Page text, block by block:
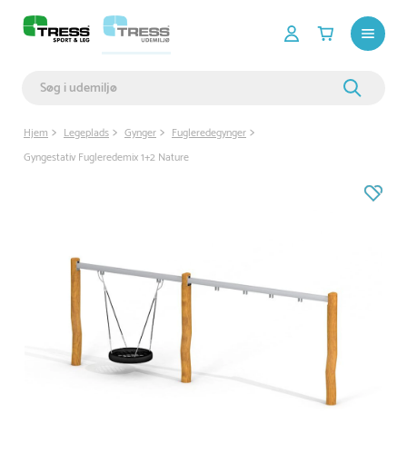
Hjem Legeplads Gynger
Fugleredegynger
Gyngestativ Fugleredemix 1+2 Nature